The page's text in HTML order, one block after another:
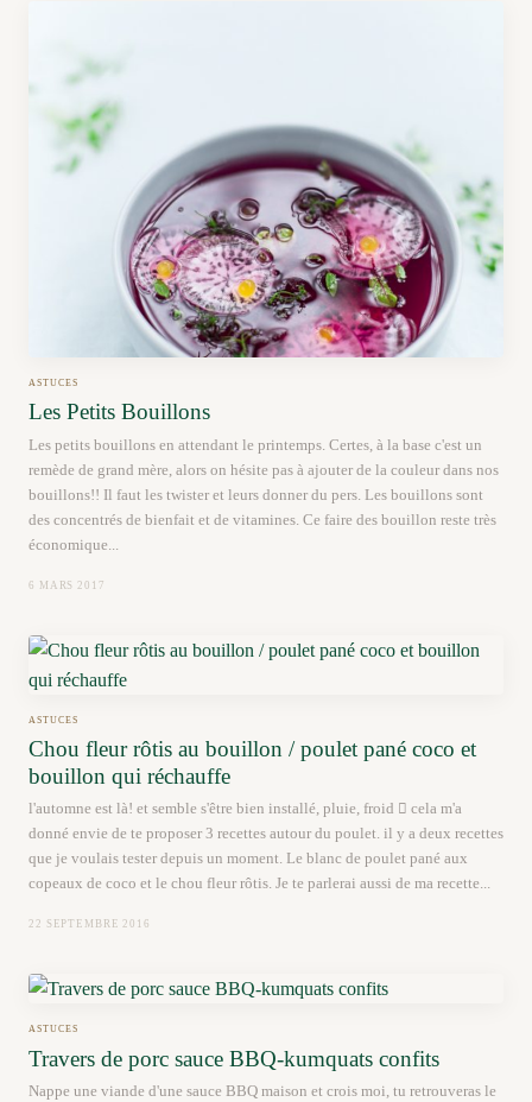
ASTUCES
Les Petits Bouillons
Les petits bouillons en attendant le printemps. Certes, à la base c'est un
remède de grand mère, alors on hésite pas à ajouter de la couleur dans nos
bouillons!! Il faut les twister et leurs donner du pers. Les bouillons sont
des concentrés de bienfait et de vitamines. Ce faire des bouillon reste très
économique...
6 MARS 2017
ASTUCES
Chou fleur rôtis au bouillon / poulet pané coco et
bouillon qui réchauffe
l'automne est là! et semble s'être bien installé, pluie, froid  cela m'a
donné envie de te proposer 3 recettes autour du poulet. il y a deux recettes
que je voulais tester depuis un moment. Le blanc de poulet pané aux
copeaux de coco et le chou fleur rôtis. Je te parlerai aussi de ma recette...
22 SEPTEMBRE 2016
ASTUCES
Travers de porc sauce BBQ-kumquats confits
Nappe une viande d'une sauce BBQ maison et crois moi, tu retrouveras le